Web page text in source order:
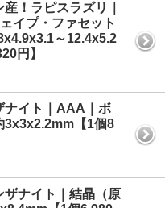
！ラピスラズリ｜
イプ・ファセット
～12.4x5.2
円】
ナイト｜AAA｜ボ
3x3x2.2mm【1個8
ザナイト｜結晶（原